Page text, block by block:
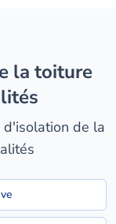
d'isolation de la